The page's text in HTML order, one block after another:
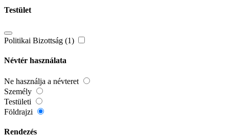
Testület
Politikai Bizottság (1)
Névtér használata
Ne használja a névteret
Személy
Testületi
Földrajzi
Rendezés